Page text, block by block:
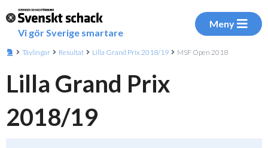
Vi gör Sverige smartare
Meny
Tävlingar Resultat Lilla Grand Prix 2018/19 MSF Open 2018
Lilla Grand Prix
2018/19